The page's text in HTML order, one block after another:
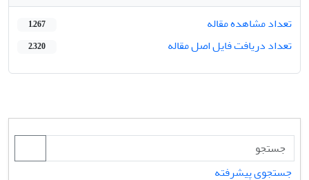
تعداد مشاهده مقاله
1,267
تعداد دریافت فایل اصل مقاله 2,320
جستجوی پیشرفته